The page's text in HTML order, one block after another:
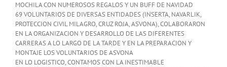
MOCHILA CON NUMEROSOS REGALOS Y UN BUFF DE NAVIDAD
69 VOLUNTARIOS DE DIVERSAS ENTIDADES (INSERTA, NAVARLIK,
PROTECCION CIVIL MILAGRO, CRUZ ROJA, ASVONA), COLABORARON
EN LA ORGANIZACION Y DESARROLLO DE LAS DIFERENTES
CARRERAS A LO LARGO DE LA TARDE Y EN LA PREPARACION Y
MONTAJE LOS VOLUNTARIOS DE ASVONA
EN LO LOGISTICO, CONTAMOS CON LA INESTIMABLE